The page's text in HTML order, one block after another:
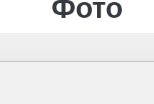
Фото